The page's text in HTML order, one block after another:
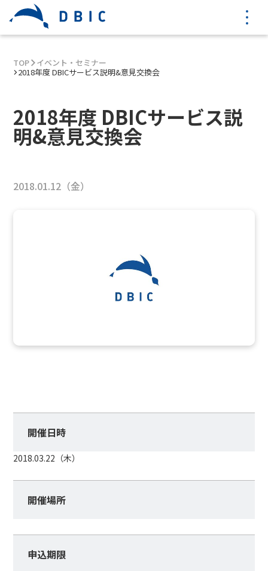
TOP
イベント・セミナー
2018年度 DBICサービス説明&意見交換会
2018年度 DBICサービス説
明&意見交換会
2018.01.12（金）
開催日時
2018.03.22（木）
開催場所
申込期限